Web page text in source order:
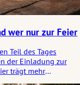
wer nur zur Feier
Teil des Tages
der Einladung zur
trägt mehr